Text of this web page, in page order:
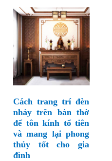
Cách trang trí đèn
nháy trên bàn thờ
để tôn kính tổ tiên
và mang lại phong
thủy tốt cho gia
đình